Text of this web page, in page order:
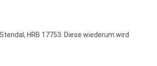
HRB 17753. Diese wiederum wird